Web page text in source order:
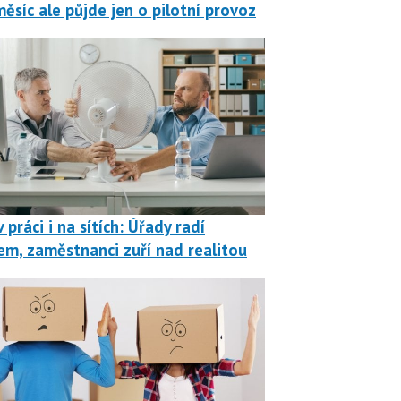
ale půjde jen o pilotní provoz
práci i na sítích: Úřady radí
zaměstnanci zuří nad realitou